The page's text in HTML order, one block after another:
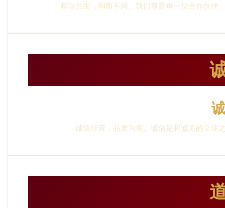
和谐共生，和而不同。我们尊重每一位合作伙伴
诚
诚信经营，品质为先。诚信是和诚道的立业